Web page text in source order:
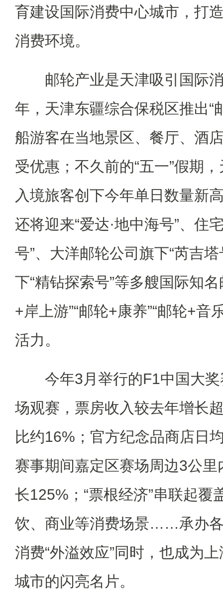
育建设国际消费中心城市，打
消费环境。
邮轮产业是天津吸引国际消
年，天津东疆综合保税区推出“
船游客在当地景区、餐厅、酒
受优惠；不久前的“五一”假期
入境旅客创下今年单日数量新
还将迎来“爱达·地中海号”、住
号”、大洋邮轮公司旗下“芮吉
下“精钻探索号”等多艘国际知
+岸上游”“邮轮+康养”“邮轮+音
活力。
今年3月举行的F1中国大奖
场观赛，票房收入较去年增长
比约16%；官方纪念品商店日
赛事期间嘉定区赛场周边3公
长125%；“票根经济”串联起覆
饮、商业等消费场景……承办
消费“外溢效应”同时，也成为
城市的闪亮名片。